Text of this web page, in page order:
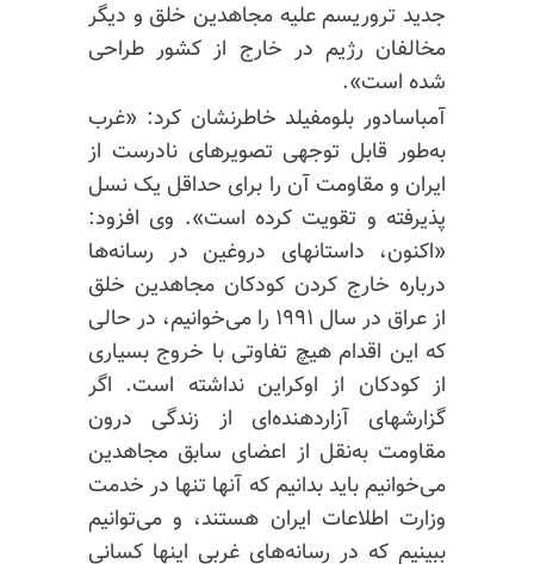
جدید تروریسم علیه مجاهدین خلق و دیگر
مخالفان رژیم در خارج از کشور طراحی
شده است».
آمباسادور بلومفیلد خاطرنشان کرد: «غرب
به‌طور قابل توجهی تصویرهای نادرست از
ایران و مقاومت آن را برای حداقل یک نسل
پذیرفته و تقویت کرده است». وی افزود:
«اکنون، داستانهای دروغین در رسانه‌ها
درباره خارج کردن کودکان مجاهدین خلق
از عراق در سال ۱۹۹۱ را می‌خوانیم، در حالی
که این اقدام هیچ تفاوتی با خروج بسیاری
از کودکان از اوکراین نداشته است. اگر
گزارشهای آزاردهنده‌ای از زندگی درون
مقاومت به‌نقل از اعضای سابق مجاهدین
می‌خوانیم باید بدانیم که آنها تنها در خدمت
وزارت اطلاعات ایران هستند، و می‌توانیم
ببینیم که در رسانه‌های غربی اینها کسانی